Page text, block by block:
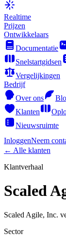
Realtime
Prijzen
Ontwikkelaars
Documentatie
Snelstartgidsen
Vergelijkingen
Bedrijf
Over ons
Klanten
Nieuwsruimte
InloggenNeem
← Alle klanten
Klantverhaal
Scaled
Scaled Agile, Inc.
Sector